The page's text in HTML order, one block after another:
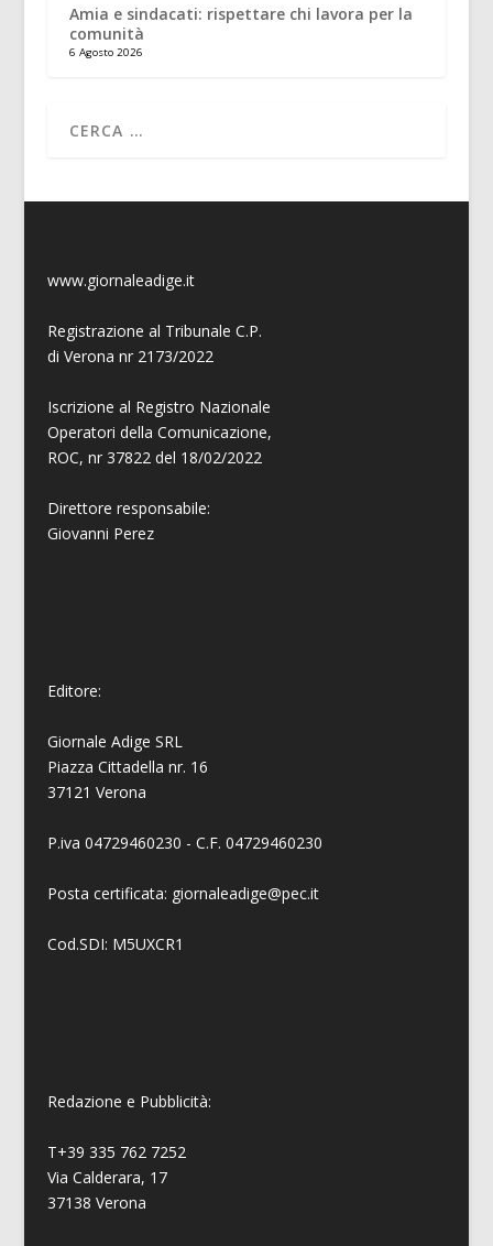
Amia e sindacati: rispettare chi lavora per la
comunità
6 Agosto 2026
www.giornaleadige.it
Registrazione al Tribunale C.P.
di Verona nr 2173/2022
Iscrizione al Registro Nazionale
Operatori della Comunicazione,
ROC, nr 37822 del 18/02/2022
Direttore responsabile:
Giovanni Perez
Editore:
Giornale Adige SRL
Piazza Cittadella nr. 16
37121 Verona
P.iva 04729460230 - C.F. 04729460230
Posta certificata: giornaleadige@pec.it
Cod.SDI: M5UXCR1
Redazione e Pubblicità:
T+39 335 762 7252
Via Calderara, 17
37138 Verona